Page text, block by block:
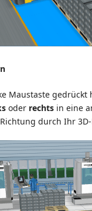
Maustaste
oder rechts in eine
durch Ihr 3D-